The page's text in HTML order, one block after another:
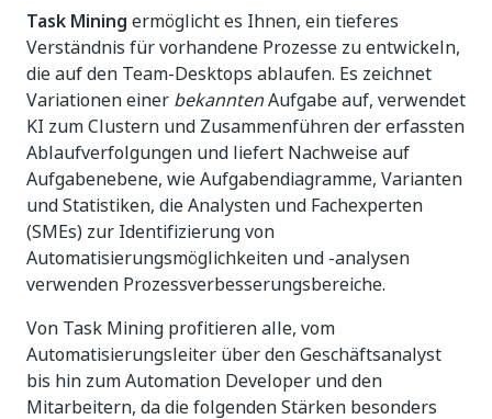
Task Mining ermöglicht es Ihnen, ein tieferes
Verständnis für vorhandene Prozesse zu entwickeln,
die auf den Team-Desktops ablaufen. Es zeichnet
Variationen einer bekanntenAufgabe auf, verwendet
KI zum Clustern und Zusammenführen der erfassten
Ablaufverfolgungen und liefert Nachweise auf
Aufgabenebene, wie Aufgabendiagramme, Varianten
und Statistiken, die Analysten und Fachexperten
(SMEs) zur Identifizierung von
Automatisierungsmöglichkeiten und -analysen
verwenden Prozessverbesserungsbereiche.
Von Task Mining profitieren alle, vom
Automatisierungsleiter über den Geschäftsanalyst
bis hin zum Automation Developer und den
Mitarbeitern, da die folgenden Stärken besonders